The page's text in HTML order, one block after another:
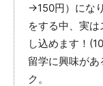
→150円）にな
をする中、実
し込めます！
留学に興味が
ク。